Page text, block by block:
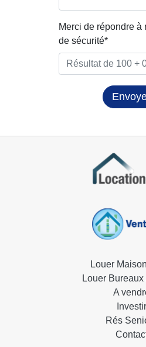
Merci de répondre à
de sécurité*
Louer
Louer
A
Investir
Rés